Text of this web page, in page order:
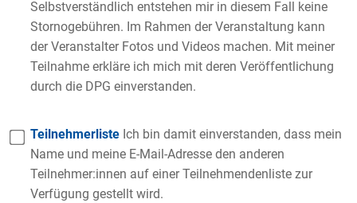
Selbstverständlich entstehen mir in diesem Fall keine
Stornogebühren. Im Rahmen der Veranstaltung kann
der Veranstalter Fotos und Videos machen. Mit meiner
Teilnahme erkläre ich mich mit deren Veröffentlichung
durch die DPG einverstanden.
Teilnehmerliste Ich bin damit einverstanden, dass mein
Name und meine E-Mail-Adresse den anderen
Teilnehmer:innen auf einer Teilnehmendenliste zur
Verfügung gestellt wird.